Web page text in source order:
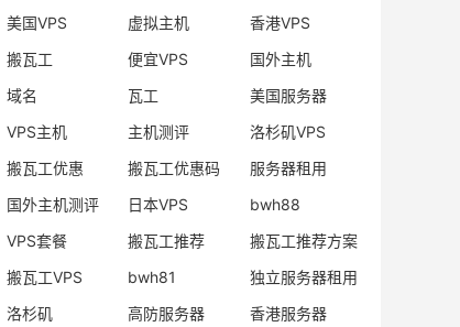
美国VPS
虚拟主机
香港VPS
搬瓦工
便宜VPS
国外主机
域名
瓦工
美国服务器
VPS主机
主机测评
洛杉矶VPS
搬瓦工优惠
搬瓦工优惠码
服务器租用
国外主机测评
日本VPS
bwh88
VPS套餐
搬瓦工推荐
搬瓦工推荐方案
搬瓦工VPS
bwh81
独立服务器租用
洛杉矶
高防服务器 香港服务器